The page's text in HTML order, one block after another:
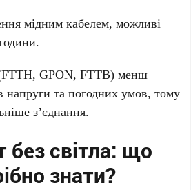
мідним кабелем, можливі
(FTTH, GPON, FTTB) менш
напруги та погодних умов, тому
з’єднання.
без світла: що
знати?